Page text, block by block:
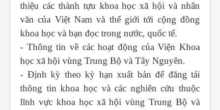
thiệu các thành tựu khoa học xã hội và nhân
văn của Việt Nam và thế giới tới cộng đồng
khoa học và bạn đọc trong nước, quốc tế.
- Thông tin về các hoạt động của Viện Khoa
học xã hội vùng Trung Bộ và Tây Nguyên.
- Định kỳ theo kỳ hạn xuất bản để đăng tải
thông tin khoa học và các nghiên cứu thuộc
lĩnh vực khoa học xã hội vùng Trung Bộ và